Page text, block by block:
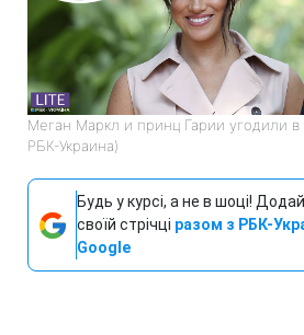
Меган Маркл и принц Гарии угодили в
РБК-Украина)
Будь у курсі, а не в шоці!
своїй стрічці разом з РБК-
Google